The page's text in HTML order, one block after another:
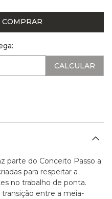
COMPRAR
parte do Conceito Passo a
para respeitar a
no trabalho de ponta.
transição entre a meia-